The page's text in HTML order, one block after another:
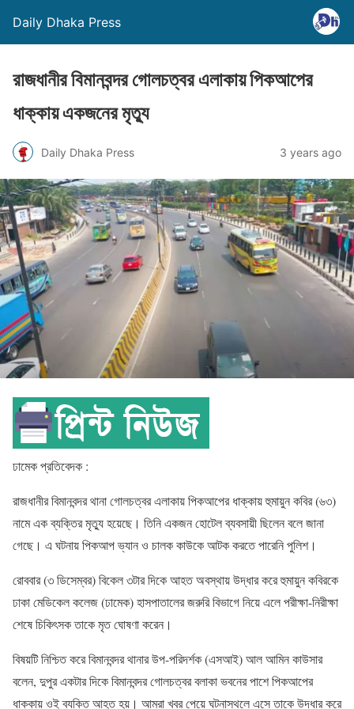
Daily Dhaka Press
রাজধানীর বিমানবন্দর গোলচত্বর এলাকায় পিকআপের
ধাক্কায় একজনের মৃত্যু
Daily Dhaka Press 3 years ago
ঢামেক প্রতিবেদক :
রাজধানীর বিমানবন্দর থানা গোলচত্বর এলাকায় পিকআপের ধাক্কায় হুমায়ুন কবির (৬৩)
নামে এক ব্যক্তির মৃত্যু হয়েছে। তিনি একজন হোটেল ব্যবসায়ী ছিলেন বলে জানা
গেছে। এ ঘটনায় পিকআপ ভ্যান ও চালক কাউকে আটক করতে পারেনি পুলিশ।
রোববার (৩ ডিসেম্বর) বিকেল ৩টার দিকে আহত অবস্থায় উদ্ধার করে হুমায়ুন কবিরকে
ঢাকা মেডিকেল কলেজ (ঢামেক) হাসপাতালের জরুরি বিভাগে নিয়ে এলে পরীক্ষা-নিরীক্ষা
শেষে চিকিৎসক তাকে মৃত ঘোষণা করেন।
বিষয়টি নিশ্চিত করে বিমানবন্দর থানার উপ-পরিদর্শক (এসআই) আল আমিন কাউসার
বলেন, দুপুর একটার দিকে বিমানবন্দর গোলচত্বর বলাকা ভবনের পাশে পিকআপের
ধাক্কায় ওই ব্যক্তি আহত হয়। আমরা খবর পেয়ে ঘটনাস্থলে এসে তাকে উদ্ধার করে